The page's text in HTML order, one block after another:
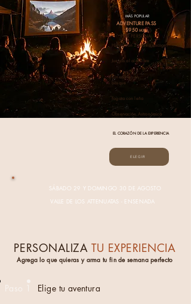
SÁBADO 29 Y DOMINGO 30 DE AGOSTO
VALLE DE LOS ATTENUATAS - ENSENADA
MÁS POPULAR
ADVENTURE PASS
$950MXN
POR PERSONA
Hiking con 2 rutas a escoger
Juegos al aire libre
Cinema en el
bosque
Fogata con leña
Observación Astronómica
EL CORAZÓN DE LA EXPERIENCIA
ELEGIR
PERSONALIZA TU EXPERIENCIA
Agrega lo que quieras y arma tu fin de semana perfecto
Elige tu aventura
Paso 1